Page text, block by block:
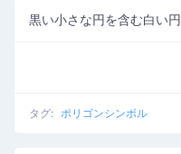
黒い小さな円を含む白い円
タグ: ポリゴンシンボル